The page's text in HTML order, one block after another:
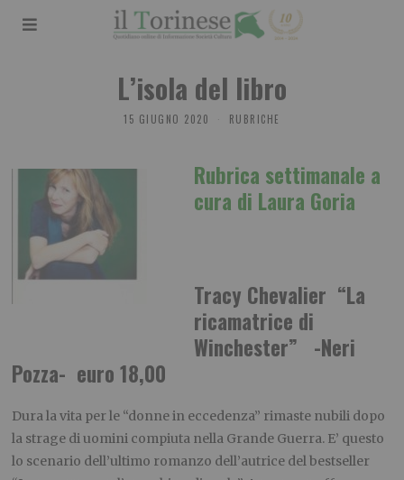
L’isola del libro
15 GIUGNO 2020 RUBRICHE
Rubrica settimanale a
cura di Laura Goria
Tracy Chevalier “La
ricamatrice di
Winchester” -Neri
Pozza- euro 18,00
Dura la vita per le “donne in eccedenza” rimaste nubili dopo
la strage di uomini compiuta nella Grande Guerra. E’ questo
lo scenario dell’ultimo romanzo dell’autrice del bestseller